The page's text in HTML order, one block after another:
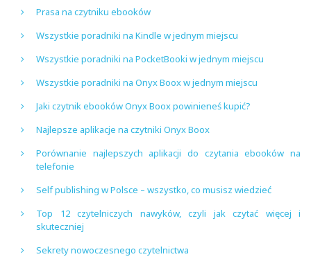
Prasa na czytniku ebooków
Wszystkie poradniki na Kindle w jednym miejscu
Wszystkie poradniki na PocketBooki w jednym miejscu
Wszystkie poradniki na Onyx Boox w jednym miejscu
Jaki czytnik ebooków Onyx Boox powinieneś kupić?
Najlepsze aplikacje na czytniki Onyx Boox
Porównanie najlepszych aplikacji do czytania ebooków na
telefonie
Self publishing w Polsce – wszystko, co musisz wiedzieć
Top 12 czytelniczych nawyków, czyli jak czytać więcej i
skuteczniej
Sekrety nowoczesnego czytelnictwa